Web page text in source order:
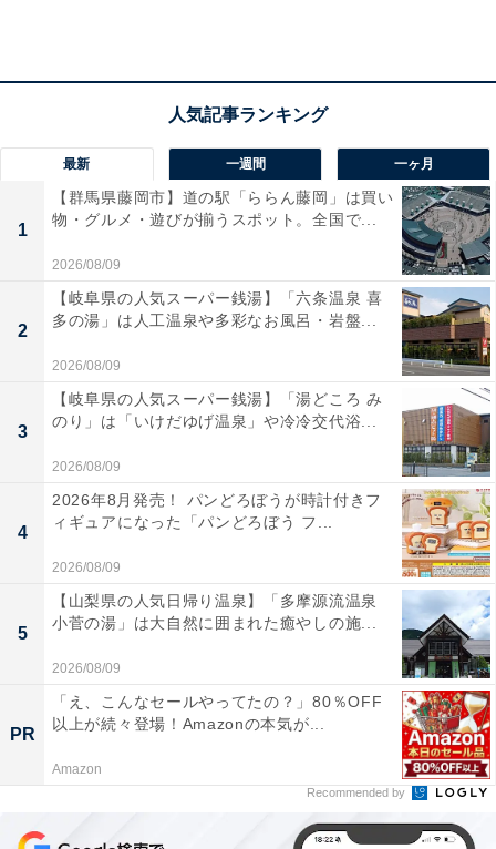
浅草エリアでのコラボレーションも続々
「浅草花月堂本店」とのコラボレーション
同店のオープンに向けて、地元の方々と一緒に浅草エリ
アを盛り上げるためのコラボレーション施策も次々登場
します。4月26日（月）から実施中の第1弾は、ジャンボ
めろんぱんで有名な「浅草花月堂本店」とのコラボレー
ション。浅草で大人気のジャンポめろんぱんの包装紙
が、期間限定でユニクロ仕様になって販売されていま
最新 一週間 一ヶ月
1
【群馬県藤岡市】道の駅「ららん藤岡」は買い
物・グルメ・遊びが揃うスポット。全国で...
2026/08/09
2
【岐阜県の人気スーパー銭湯】「六条温泉 喜
多の湯」は人工温泉や多彩なお風呂・岩盤...
2026/08/09
3
【岐阜県の人気スーパー銭湯】「湯どころ み
のり」は「いけだゆげ温泉」や冷冷交代浴...
2026/08/09
4
2026年8月発売！ パンどろぼうが時計付きフ
ィギュアになった「パンどろぼう フ...
2026/08/09
5
【山梨県の人気日帰り温泉】「多摩源流温泉
小菅の湯」は大自然に囲まれた癒やしの施...
2026/08/09
PR
「え、こんなセールやってたの？」80％OFF
以上が続々登場！Amazonの本気が...
Amazon
Recommended by